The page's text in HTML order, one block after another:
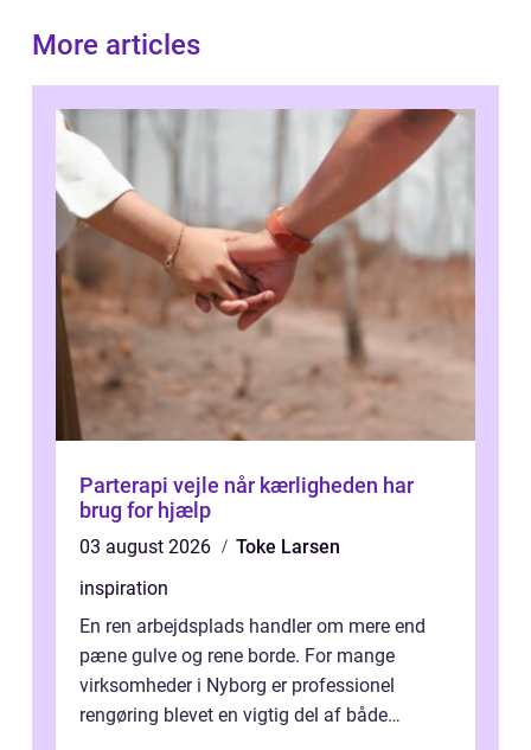
More articles
Parterapi vejle når kærligheden har
brug for hjælp
03 august 2026
Toke Larsen
inspiration
En ren arbejdsplads handler om mere end
pæne gulve og rene borde. For mange
virksomheder i Nyborg er professionel
rengøring blevet en vigtig del af både